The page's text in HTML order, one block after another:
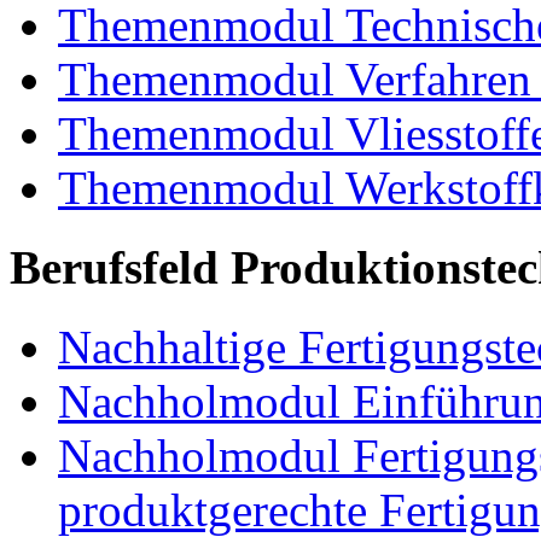
Themenmodul
Themenmodul
Themenmodul
Themenmodul
Berufsfeld
Nachhaltige
Nachholmodul
Nachholmodul
produktgerechte